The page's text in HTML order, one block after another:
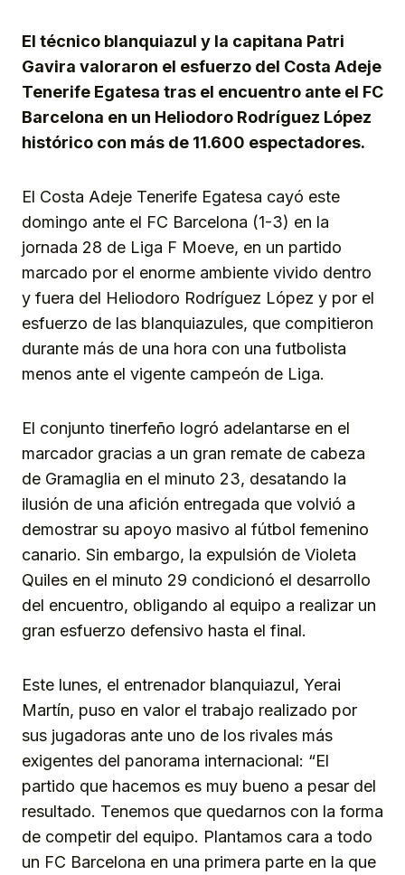
El técnico blanquiazul y la capitana Patri
Gavira valoraron el esfuerzo del Costa Adeje
Tenerife Egatesa tras el encuentro ante el FC
Barcelona en un Heliodoro Rodríguez López
histórico con más de 11.600 espectadores.
El Costa Adeje Tenerife Egatesa cayó este
domingo ante el FC Barcelona (1-3) en la
jornada 28 de Liga F Moeve, en un partido
marcado por el enorme ambiente vivido dentro
y fuera del Heliodoro Rodríguez López y por el
esfuerzo de las blanquiazules, que compitieron
durante más de una hora con una futbolista
menos ante el vigente campeón de Liga.
El conjunto tinerfeño logró adelantarse en el
marcador gracias a un gran remate de cabeza
de Gramaglia en el minuto 23, desatando la
ilusión de una afición entregada que volvió a
demostrar su apoyo masivo al fútbol femenino
canario. Sin embargo, la expulsión de Violeta
Quiles en el minuto 29 condicionó el desarrollo
del encuentro, obligando al equipo a realizar un
gran esfuerzo defensivo hasta el final.
Este lunes, el entrenador blanquiazul, Yerai
Martín, puso en valor el trabajo realizado por
sus jugadoras ante uno de los rivales más
exigentes del panorama internacional: “El
partido que hacemos es muy bueno a pesar del
resultado. Tenemos que quedarnos con la forma
de competir del equipo. Plantamos cara a todo
un FC Barcelona en una primera parte en la que